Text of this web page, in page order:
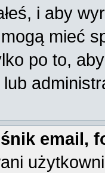
i aby
mieć
po to,
email,